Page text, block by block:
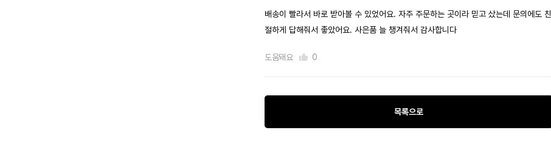
배송이 빨라서 바로 받아볼 수 있었어요. 자주 주문하는 곳이라 믿고 샀는데 문의에도 친
절하게 답해줘서 좋았어요. 사은품 늘 챙겨줘서 감사합니다
도움돼요 0
목록으로